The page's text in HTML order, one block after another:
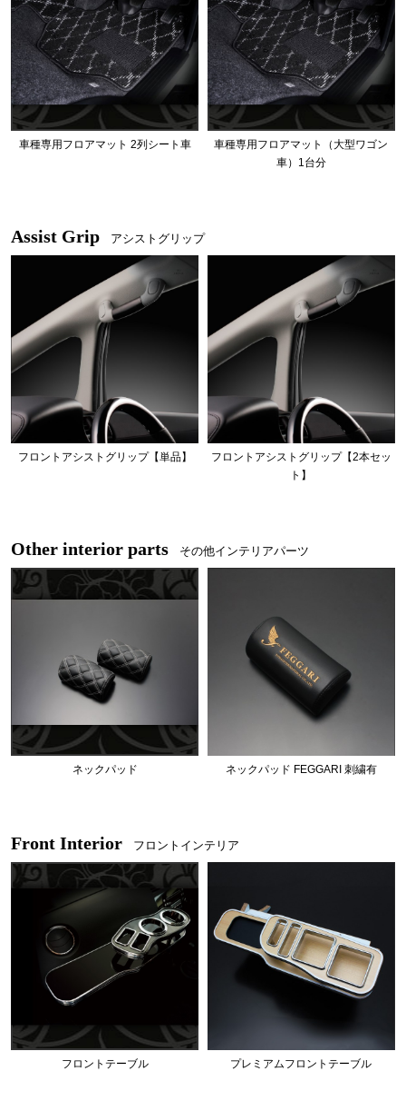
車種専用フロアマット 2列シート車
車種専用フロアマット（大型ワゴン
車）1台分
Assist Grip アシストグリップ
フロントアシストグリップ【単品】
フロントアシストグリップ【2本セッ
ト】
Other interior parts その他インテリアパーツ
ネックパッド ネックパッド FEGGARI 刺繍有
Front Interior フロントインテリア
フロントテーブル プレミアムフロントテーブル